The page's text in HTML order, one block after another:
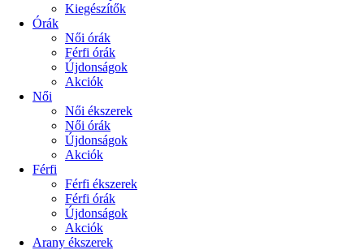
Kiegészítők
Órák
Női órák
Férfi órák
Újdonságok
Akciók
Női
Női ékszerek
Női órák
Újdonságok
Akciók
Férfi
Férfi ékszerek
Férfi órák
Újdonságok
Akciók
Arany ékszerek